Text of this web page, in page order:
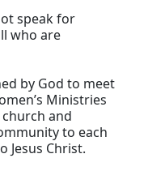
speak for
who are
by God to meet
Ministries
and
to each
Jesus Christ.